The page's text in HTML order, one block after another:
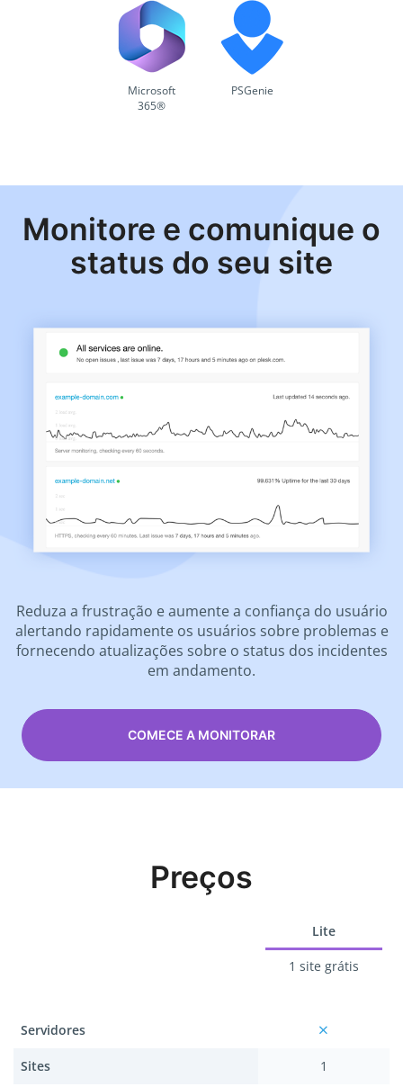
Microsoft
365®
PSGenie
Monitore e comunique o
status do seu site
Reduza a frustração e aumente a confiança do usuário
alertando rapidamente os usuários sobre problemas e
fornecendo atualizações sobre o status dos incidentes
em andamento.
COMECE A MONITORAR
Preços
Servidores
Sites
Lite
1 site grátis
1